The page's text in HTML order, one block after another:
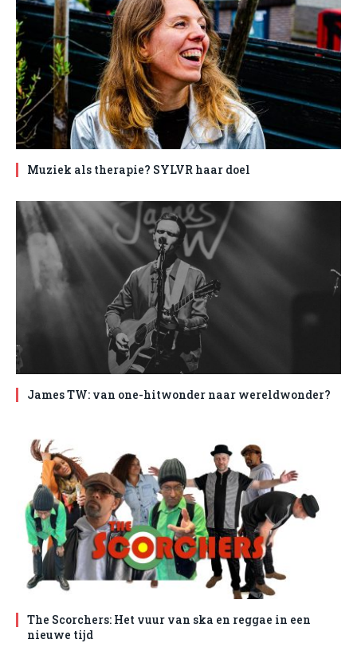
Muziek als therapie? SYLVR haar doel
James TW: van one-hitwonder naar wereldwonder?
The Scorchers: Het vuur van ska en reggae in een
nieuwe tijd